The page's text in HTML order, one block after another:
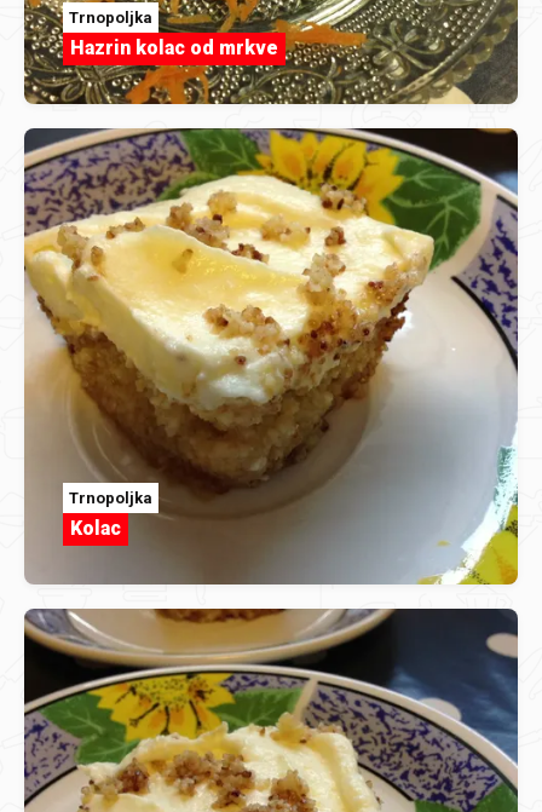
Trnopoljka
Hazrin kolac od mrkve
Trnopoljka
Kolac